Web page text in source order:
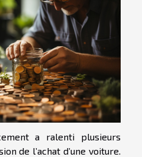
a ralenti plusieurs
de l’achat d’une voiture.